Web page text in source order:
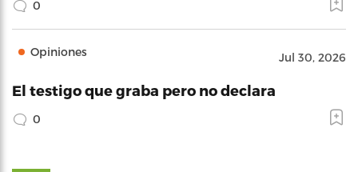
0
Opiniones Jul 30, 2026
El testigo que graba pero no declara
0